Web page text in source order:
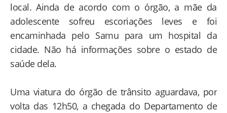
local. Ainda de acordo com o órgão, a mãe da
adolescente sofreu escoriações leves e foi
encaminhada pelo Samu para um hospital da
cidade. Não há informações sobre o estado de
saúde dela.
Uma viatura do órgão de trânsito aguardava, por
volta das 12h50, a chegada do Departamento de